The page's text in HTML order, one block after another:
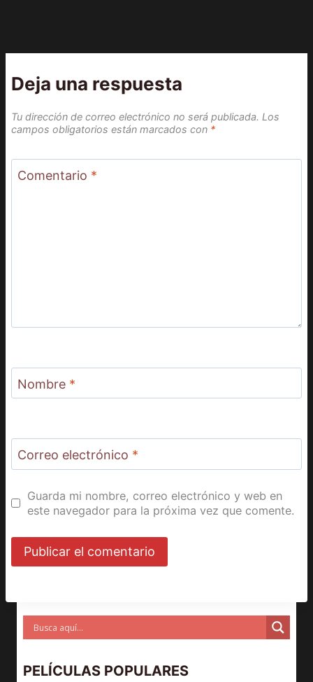
Deja una respuesta
Tu dirección de correo electrónico no será publicada. Los
campos obligatorios están marcados con *
Comentario *
Nombre *
Correo electrónico *
Guarda mi nombre, correo electrónico y web en
este navegador para la próxima vez que comente.
PELÍCULAS POPULARES